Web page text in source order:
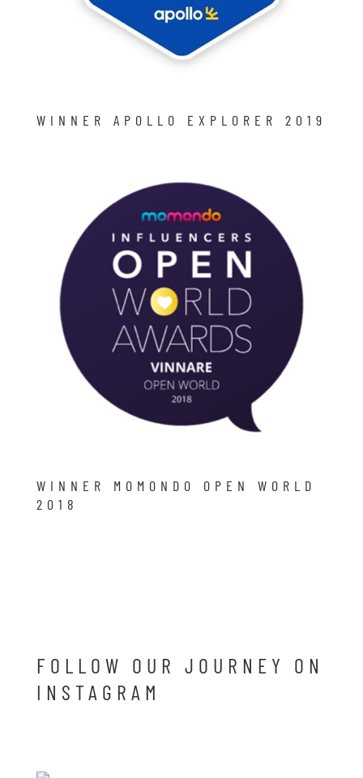
WINNER APOLLO EXPLORER 2019
WINNER MOMONDO OPEN WORLD
2018
FOLLOW OUR JOURNEY ON
INSTAGRAM